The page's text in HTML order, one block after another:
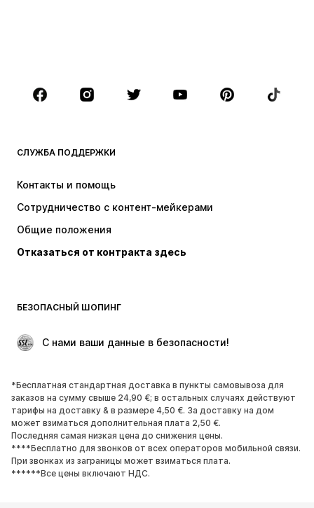
Аксессуары
Премиум
НОВИНКИ
Куртки
Свитеры и вязаные изделия
Белье
Пальто
Юбки
Поводы
ЭКСКЛЮЗИВ
ОБУВЬ
НОВИНКИ
Модные тенденции
Кроссовки и кеды
Ботинки
Лодочки и туфли на высоких
каблуках
Сапоги
СЛУЖБА ПОДДЕРЖКИ
Контакты и помощь
Сотрудничество с контент-мейкерами
Общие положения
Отказаться от контракта здесь
БЕЗОПАСНЫЙ ШОПИНГ
С нами ваши данные в безопасности!
*Бесплатная стандартная доставка в пункты самовывоза для
заказов на сумму свыше 24,90 €; в остальных случаях действуют
тарифы на доставку & в размере 4,50 €. За доставку на дом
может взиматься дополнительная плата 2,50 €.
Последняя самая низкая цена до снижения цены.
****Бесплатно для звонков от всех операторов мобильной связи.
При звонках из заграницы может взиматься плата.
******Все цены включают НДС.